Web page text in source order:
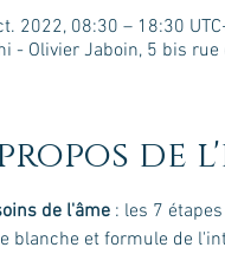
2022, 08:30 – 18:30
- Olivier Jaboin, 5 bis
de
de l'âme : les 7
blanche et formule de